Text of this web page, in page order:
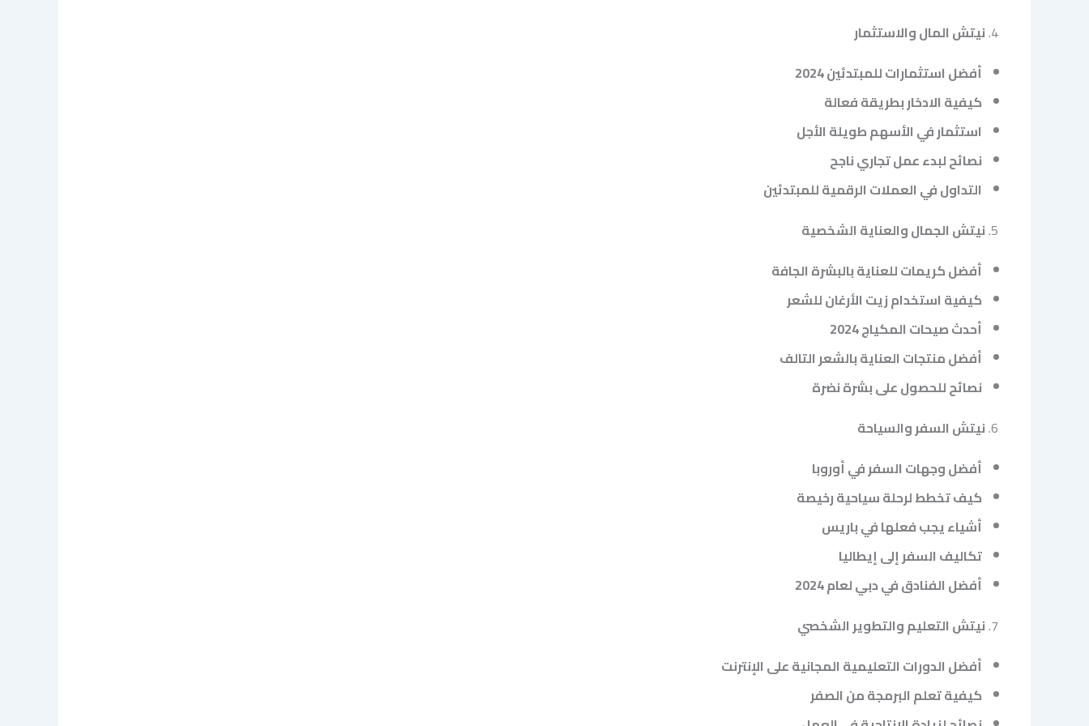
4. نيتش المال والاستثمار
أفضل استثمارات للمبتدئين 2024
كيفية الادخار بطريقة فعالة
استثمار في الأسهم طويلة الأجل
نصائح لبدء عمل تجاري ناجح
التداول في العملات الرقمية للمبتدئين
5. نيتش الجمال والعناية الشخصية
أفضل كريمات للعناية بالبشرة الجافة
كيفية استخدام زيت الأرغان للشعر
أحدث صيحات المكياج 2024
أفضل منتجات العناية بالشعر التالف
نصائح للحصول على بشرة نضرة
6. نيتش السفر والسياحة
أفضل وجهات السفر في أوروبا
كيف تخطط لرحلة سياحية رخيصة
أشياء يجب فعلها في باريس
تكاليف السفر إلى إيطاليا
أفضل الفنادق في دبي لعام 2024
7. نيتش التعليم والتطوير الشخصي
أفضل الدورات التعليمية المجانية على الإنترنت
كيفية تعلم البرمجة من الصفر